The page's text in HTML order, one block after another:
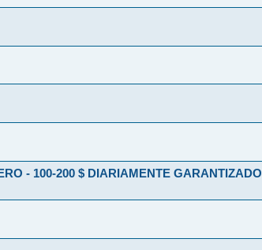
- 100-200 $ DIARIAMENTE GARANTIZADO